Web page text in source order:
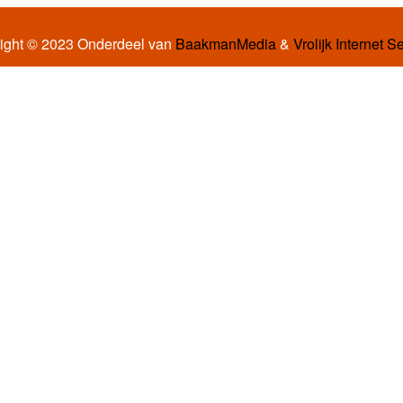
© 2023 Onderdeel van BaakmanMedia& Vrolijk Internet